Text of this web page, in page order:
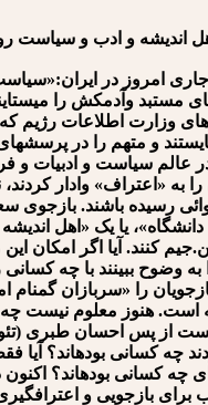
اندیشه و ادب و سیاست
جاری امروز در
مستبد وآدمکش را
وزارت اطلاعات رژیم که
و متهم را در
عالم سیاست و ادبیات
به «اعتراف» وادار
رسیده باشند. بازجوی
یا یک «اهل
کنند. آیا اگر امکان
وضوح ببینند با چه
را «سربازان گمنام
است. هنوز معلوم نیست چه
از پس احسان طبری
چه کسانی بوده⁯اند؟
چه کسانی بوده⁯اند؟
برای بازجویی و